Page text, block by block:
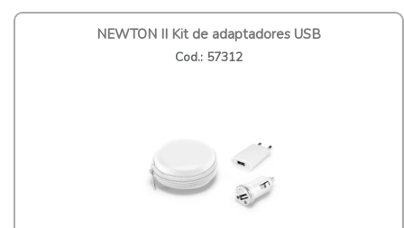
NEWTON II Kit de adaptadores USB
Cod.: 57312